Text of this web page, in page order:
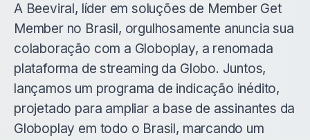
A Beeviral, líder em soluções de Member Get
Member no Brasil, orgulhosamente anuncia sua
colaboração com a Globoplay, a renomada
plataforma de streaming da Globo. Juntos,
lançamos um programa de indicação inédito,
projetado para ampliar a base de assinantes da
Globoplay em todo o Brasil, marcando um